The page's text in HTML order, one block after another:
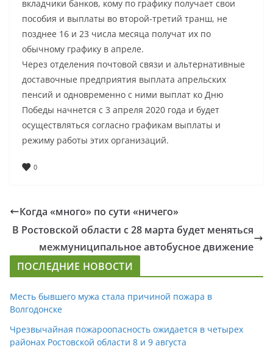
вкладчики банков, кому по графику получает свои
пособия и выплаты во второй-третий транш, не
позднее 16 и 23 числа месяца получат их по
обычному графику в апреле.
Через отделения почтовой связи и альтернативные
доставочные предприятия выплата апрельских
пенсий и одновременно с ними выплат ко Дню
Победы начнется с 3 апреля 2020 года и будет
осуществляться согласно графикам выплаты и
режиму работы этих организаций.
0
Когда «много» по сути «ничего»
В Ростовской области с 28 марта будет меняться
межмуниципальное автобусное движение
ПОСЛЕДНИЕ НОВОСТИ
Месть бывшего мужа стала причиной пожара в
Волгодонске
Чрезвычайная пожароопасность ожидается в четырех
районах Ростовской области 8 и 9 августа